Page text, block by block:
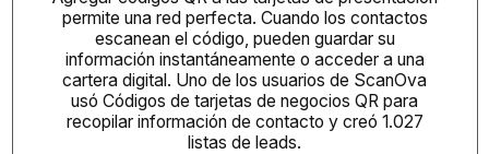
permite una red perfecta. Cuando los contactos
escanean el código, pueden guardar su
información instantáneamente o acceder a una
cartera digital. Uno de los usuarios de ScanOva
usó Códigos de tarjetas de negocios QR para
recopilar información de contacto y creó 1.027
listas de leads.